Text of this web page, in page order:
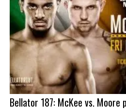
Bellator 187: McKee vs. Moore